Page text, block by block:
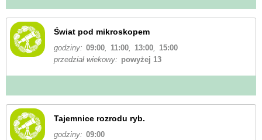
Świat pod mikroskopem
godziny: 09:00, 11:00, 13:00,
15:00
przedział wiekowy: powyżej 13
Tajemnice rozrodu ryb.
godziny: 09:00